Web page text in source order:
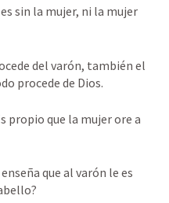
sin la mujer, ni la mujer
del varón, también el
procede de Dios.
propio que la mujer ore a
que al varón le es